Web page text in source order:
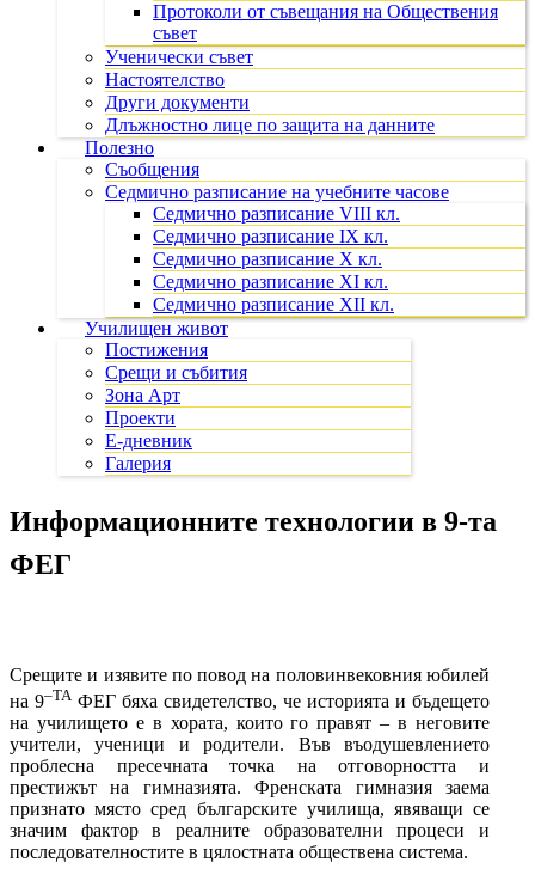
Протоколи от съвещания на Обществения
съвет
Ученически съвет
Настоятелство
Други документи
Длъжностно лице по защита на данните
Полезно
Съобщения
Седмично разписание на учебните часове
Седмично разписание VIII кл.
Седмично разписание IX кл.
Седмично разписание X кл.
Седмично разписание XI кл.
Седмично разписание XII кл.
Училищен живот
Постижения
Срещи и събития
Зона Арт
Проекти
Е-дневник
Галерия
Информационните технологии в 9-та
ФЕГ
Срещите и изявите по повод на половинвековния юбилей
на 9–ТАФЕГ бяха свидетелство, че историята и бъдещето
на училището е в хората, които го правят – в неговите
учители, ученици и родители. Във въодушевлението
проблесна пресечната точка на отговорността и
престижът на гимназията. Френската гимназия заема
признато място сред българските училища, явяващи се
значим фактор в реалните образователни процеси и
последователностите в цялостната обществена система.